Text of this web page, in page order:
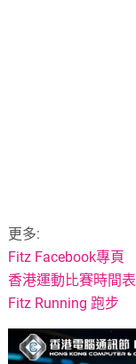
更多:
Fitz Facebook專頁
香港運動比賽時間表
Fitz Running 跑步